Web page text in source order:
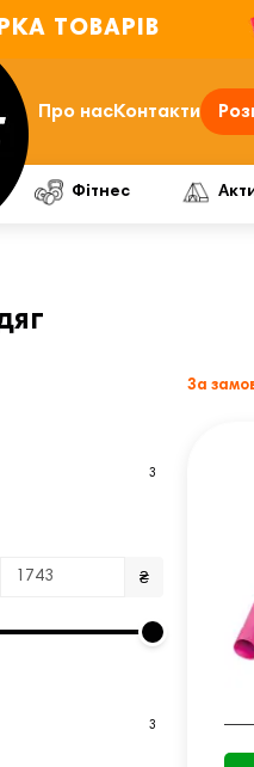
ТОВАРІВ
Про насКонтакти
Фітнес
3
₴
3
За